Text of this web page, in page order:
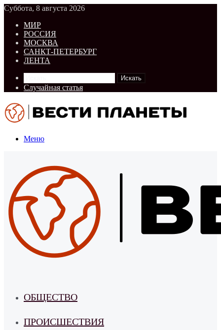
Суббота, 8 августа 2026
МИР
РОССИЯ
МОСКВА
САНКТ-ПЕТЕРБУРГ
ЛЕНТА
Искать
Случайная статья
Меню
ОБЩЕСТВО
ПРОИСШЕСТВИЯ